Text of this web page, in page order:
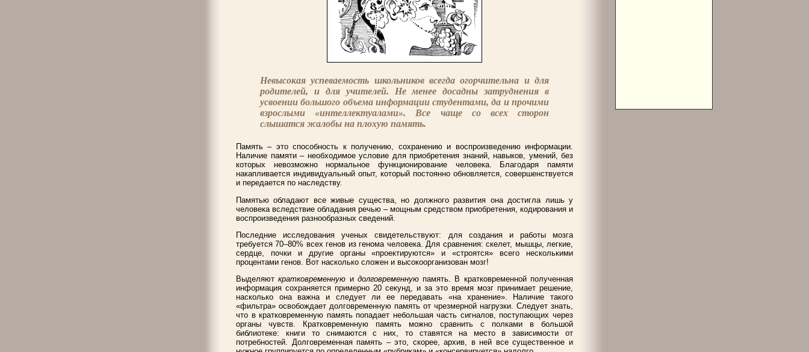
Невысокая успеваемость школьников всегда огорчительна и для
родителей, и для учителей. Не менее досадны затруднения в
усвоении большого объема информации студентами, да и прочими
взрослыми «интеллектуалами». Все чаще со всех сторон
слышатся жалобы на плохую память.
Память – это способность к получению, сохранению и воспроизведению информации.
Наличие памяти – необходимое условие для приобретения знаний, навыков, умений, без
которых невозможно нормальное функционирование человека. Благодаря памяти
накапливается индивидуальный опыт, который постоянно обновляется, совершенствуется
и передается по наследству.
Памятью обладают все живые существа, но должного развития она достигла лишь у
человека вследствие обладания речью – мощным средством приобретения, кодирования и
воспроизведения разнообразных сведений.
Последние исследования ученых свидетельствуют: для создания и работы мозга
требуется 70–80% всех генов из генома человека. Для сравнения: скелет, мышцы, легкие,
сердце, почки и другие органы «проектируются» и «строятся» всего несколькими
процентами генов. Вот насколько сложен и высокоорганизован мозг!
Выделяюткратковременную и долговременнуюпамять. В кратковременной полученная
информация сохраняется примерно 20 секунд, и за это время мозг принимает решение,
насколько она важна и следует ли ее передавать «на хранение». Наличие такого
«фильтра» освобождает долговременную память от чрезмерной нагрузки. Следует знать,
что в кратковременную память попадает небольшая часть сигналов, поступающих через
органы чувств. Кратковременную память можно сравнить с полками в большой
библиотеке: книги то снимаются с них, то ставятся на место в зависимости от
потребностей. Долговременная память – это, скорее, архив, в ней все существенное и